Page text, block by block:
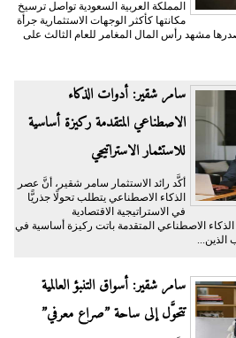
المملكة العربية السعودية تواصل ترسيخ
مكانتها كأكثر الوجهات الاستثمارية جرأة
مشهد رأس المال المغامر للعام الثالث على
سامر شقير: أدوات الذكاء
الاصطناعي المتقدمة ركيزة أساسية
للاستثمار الاستراتيجي
أكَّد رائد الاستثمار سامر شقير، أنَّ عصر
الذكاء الاصطناعي يتطلب تحولًا جذريًّا
في الاستراتيجية الاقتصادية
الذكاء الاصطناعي المتقدمة باتت ركيزة أساسية في
الذين...
سامر شقير: أسواق التنبؤ العالمية
تتحوَّل إلى ساحة ”صراع معرفي”